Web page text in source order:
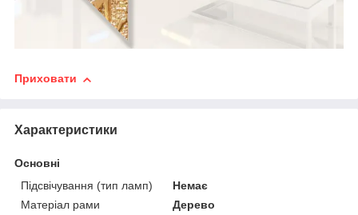
Приховати
Характеристики
Основні
Підсвічування (тип ламп)
Немає
Матеріал рами
Дерево